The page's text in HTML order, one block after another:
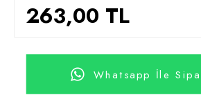
263,00 TL
Whatsapp İle